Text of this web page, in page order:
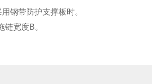
钢带防护支撑板时。
宽度B。